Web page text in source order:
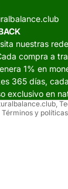
nuestras
compra a
1% en
365 días,
exclusivo en
,
Términos y políticas
privacidad
servicio
envío